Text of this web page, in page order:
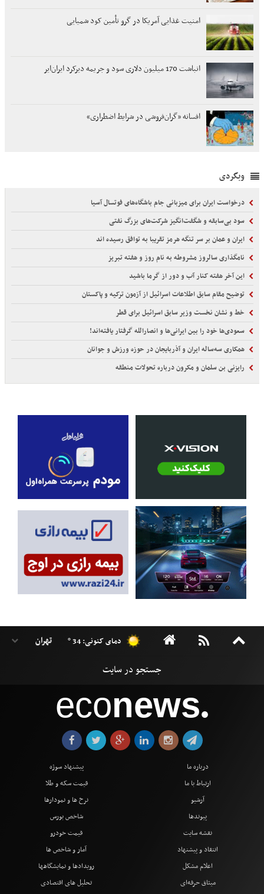
امنیت غذایی آمریکا در گرو تأمین کود شمیایی
انباشت 170 میلیون دلاری سود و جریمه دیرکرد ایران‌ایر
افسانه «گران‌فروشی در شرایط اضطراری»
وبگردی
درخواست ایران برای میزبانی جام باشگاه‌های فوتسال آسیا
سود بی‌سابقه و شگفت‌انگیز شرکت‌های بزرگ نفتی
ایران و عمان بر سر تنگه هرمز تقریبا به توافق رسیده اند
نامگذاری سالروز مشروطه به نام روز و هفته تبریز
این آخر هفته کنار آب و دور از گرما باشید
توضیح مقام سابق اطلاعات اسرائیل از آزمون ترکیه و پاکستان
خط و نشان نخست وزیر سابق اسرائیل برای قطر
سعودی‌ها خود را بین ایرانی‌ها و انصارالله گرفتار یافته‌اند!
همکاری سه‌ساله ایران و آذربایجان در حوزه ورزش و جوانان
رایزنی بن سلمان و مکرون درباره تحولات منطقه
دمای کنونی: 34 °
econews●
درباره ما
ارتباط با ما
آرشیو
پیوندها
نقشه سایت
انتقاد و پیشنهاد
اعلام مشکل
میثاق حرفه‌ای
پیشنهاد سوژه
قیمت سکه و طلا
نرخ ها و نمودارها
شاخص بورس
قیمت خودرو
آمار و شاخص ها
رویدادها و نمایشگاهها
تحلیل های اقتصادی